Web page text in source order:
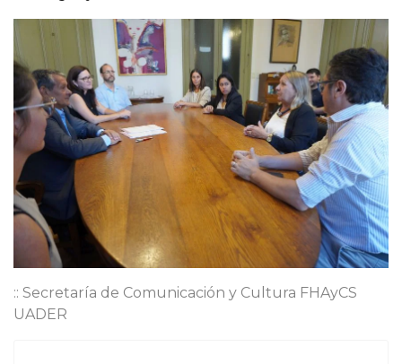
:: Secretaría de Comunicación y Cultura FHAyCS
UADER